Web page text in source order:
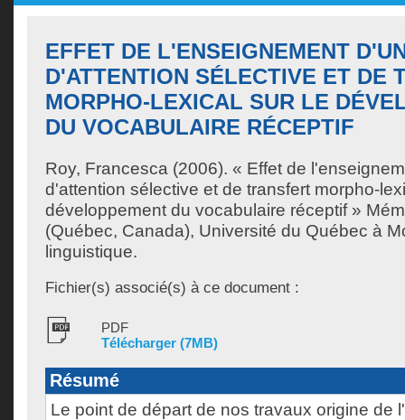
EFFET DE L'ENSEIGNEMENT
D'ATTENTION SÉLECTIVE ET DE
MORPHO-LEXICAL SUR LE
DU VOCABULAIRE RÉCEPTIF
Roy, Francesca (2006). « Effet de
d'attention sélective et de transfert morpho-
développement du vocabulaire réceptif »
(Québec, Canada), Université du Québec à
linguistique.
Fichier(s) associé(s) à ce document :
PDF
Télécharger (7MB)
Résumé
Le point de départ de nos travaux origine de